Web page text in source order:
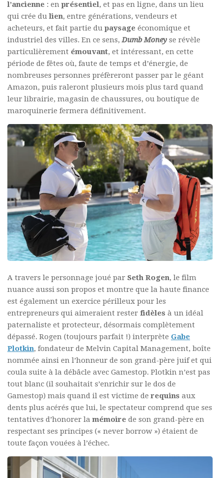
l’ancienne : en présentiel, et pas en ligne, dans un lieu
qui crée dulien, entre générations, vendeurs et
acheteurs, et fait partie du paysage économique et
industriel des villes. En ce sens,Dumb Money se révèle
particulièrement émouvant, et intéressant, en cette
période de fêtes où, faute de temps et d’énergie, de
nombreuses personnes préfèreront passer par le géant
Amazon, puis raleront plusieurs mois plus tard quand
leur librairie, magasin de chaussures, ou boutique de
maroquinerie fermera définitivement.
A travers le personnage joué par Seth Rogen, le film
nuance aussi son propos et montre que la haute finance
est également un exercice périlleux pour les
entrepreneurs qui aimeraient rester fidèles à un idéal
paternaliste et protecteur, désormais complètement
dépassé. Rogen (toujours parfait !) interprète Gabe
Plotkin, fondateur de Melvin Capital Management, boîte
nommée ainsi en l’honneur de son grand-père juif et qui
coula suite à la débâcle avec Gamestop. Plotkin n’est pas
tout blanc (il souhaitait s’enrichir sur le dos de
Gamestop) mais quand il est victime derequins aux
dents plus acérés que lui, le spectateur comprend que ses
tentatives d’honorer lamémoire de son grand-père en
respectant ses principes (« never borrow ») étaient de
toute façon vouées à l’échec.